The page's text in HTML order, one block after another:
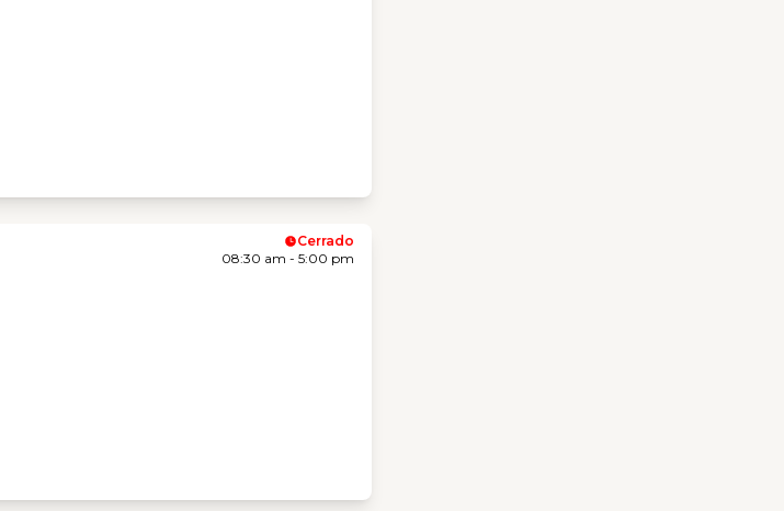
Cerrado
08:30 am - 5:00 pm